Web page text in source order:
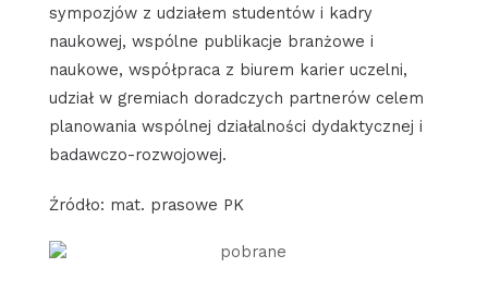
sympozjów z udziałem studentów i kadry
naukowej, wspólne publikacje branżowe i
naukowe, współpraca z biurem karier uczelni,
udział w gremiach doradczych partnerów celem
planowania wspólnej działalności dydaktycznej i
badawczo-rozwojowej.
Źródło: mat. prasowe PK